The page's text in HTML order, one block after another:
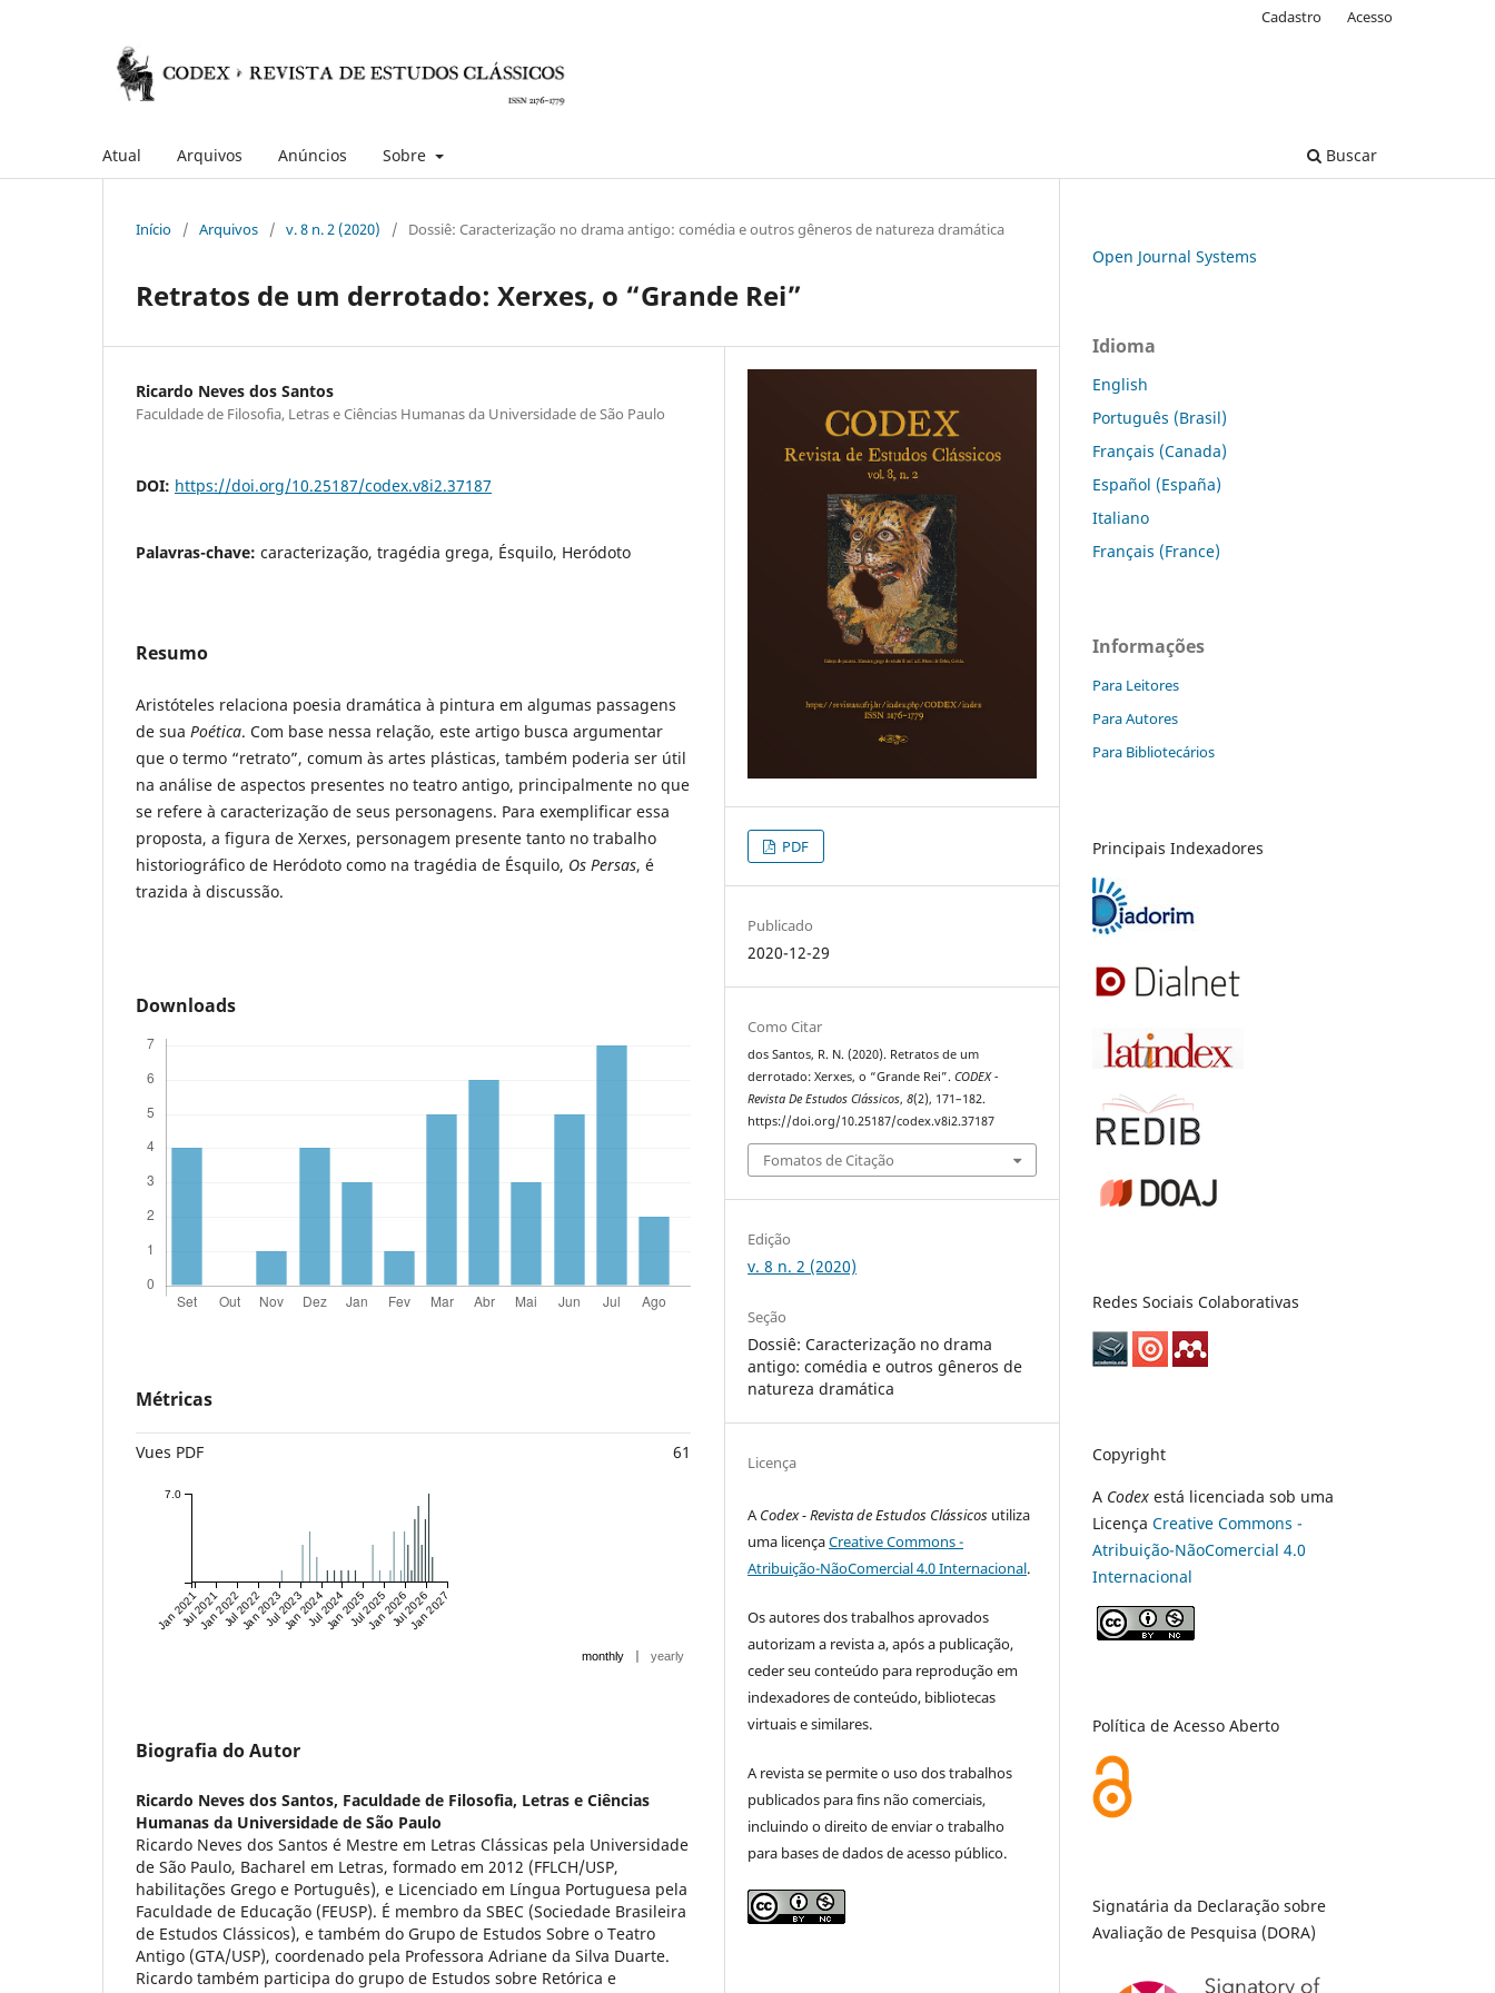
Atual Arquivos Anúncios Sobre Buscar
Cadastro Acesso
Início / Arquivos / v. 8 n. 2 (2020) / Dossiê: Caracterização no drama antigo: comédia e outros gêneros de natureza dramática
Retratos de um derrotado: Xerxes, o “Grande Rei”
Ricardo Neves dos Santos
Faculdade de Filosofia, Letras e Ciências Humanas da Universidade de São Paulo
DOI: https://doi.org/10.25187/codex.v8i2.37187
Palavras-chave: caracterização, tragédia grega, Ésquilo, Heródoto
Resumo
Aristóteles relaciona poesia dramática à pintura em algumas passagens
de sua Poética. Com base nessa relação, este artigo busca argumentar
que o termo “retrato”, comum às artes plásticas, também poderia ser útil
na análise de aspectos presentes no teatro antigo, principalmente no que
se refere à caracterização de seus personagens. Para exemplificar essa
proposta, a figura de Xerxes, personagem presente tanto no trabalho
historiográfico de Heródoto como na tragédia de Ésquilo, Os Persas, é
trazida à discussão.
Downloads
Métricas
Vues PDF 61
Jan 2021Jul 2021Jan 2022Jul 2022Jan 2023Jul 2023Jan 2024Jul 2024Jan 2025Jul 2025Jan 2026Jul 2026
Jan 2027
7.0
monthly | yearly
Biografia do Autor
Ricardo Neves dos Santos, Faculdade de Filosofia, Letras e Ciências
Humanas da Universidade de São Paulo
Ricardo Neves dos Santos é Mestre em Letras Clássicas pela Universidade
de São Paulo, Bacharel em Letras, formado em 2012 (FFLCH/USP,
habilitações Grego e Português), e Licenciado em Língua Portuguesa pela
Faculdade de Educação (FEUSP). É membro da SBEC (Sociedade Brasileira
de Estudos Clássicos), e também do Grupo de Estudos Sobre o Teatro
Antigo (GTA/USP), coordenado pela Professora Adriane da Silva Duarte.
Ricardo também participa do grupo de Estudos sobre Retórica e
PDF
Publicado
2020-12-29
Como Citar
dos Santos, R. N. (2020). Retratos de um
derrotado: Xerxes, o “Grande Rei”.CODEX -
Revista De Estudos Clássicos,8(2), 171–182.
https://doi.org/10.25187/codex.v8i2.37187
Fomatos de Citação
Edição
v. 8 n. 2 (2020)
Seção
Dossiê: Caracterização no drama
antigo: comédia e outros gêneros de
natureza dramática
Licença
ACodex - Revista de Estudos Clássicos utiliza
uma licençaCreative Commons -
Atribuição-NãoComercial 4.0 Internacional.
Os autores dos trabalhos aprovados
autorizam a revista a, após a publicação,
ceder seu conteúdo para reprodução em
indexadores de conteúdo, bibliotecas
virtuais e similares.
A revista se permite o uso dos trabalhos
publicados para fins não comerciais,
incluindo o direito de enviar o trabalho
para bases de dados de acesso público.
Open Journal Systems
Idioma
English
Português (Brasil)
Français (Canada)
Español (España)
Italiano
Français (France)
Informações
Para Leitores
Para Autores
Para Bibliotecários
Principais Indexadores
Redes Sociais Colaborativas
Copyright
A Codex está licenciada sob uma
Licença Creative Commons -
Atribuição-NãoComercial 4.0
Internacional
Política de Acesso Aberto
Signatária da Declaração sobre
Avaliação de Pesquisa (DORA)